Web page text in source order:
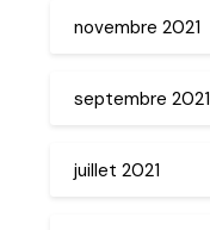
novembre 2021
septembre 2021
juillet 2021